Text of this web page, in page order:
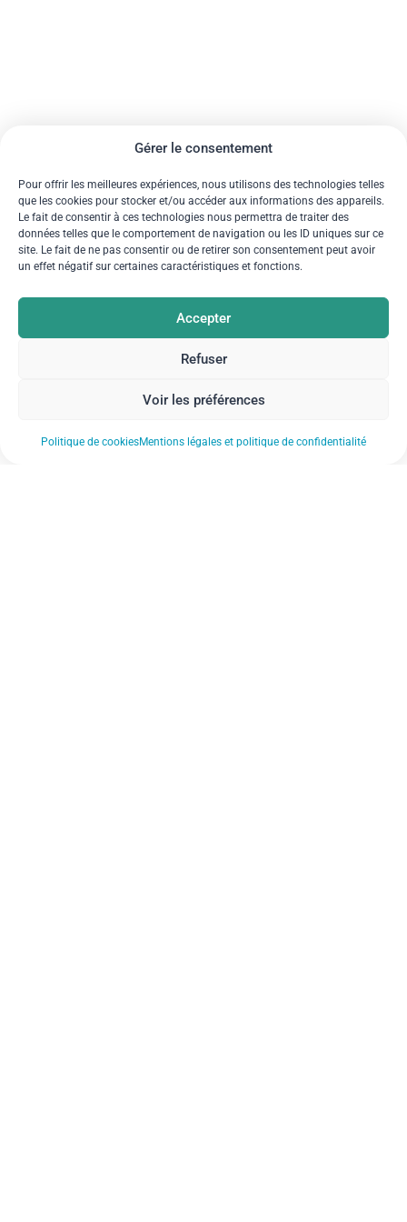
Gérer le consentement
Pour offrir les meilleures expériences, nous utilisons des technologies telles
que les cookies pour stocker et/ou accéder aux informations des appareils.
Le fait de consentir à ces technologies nous permettra de traiter des
données telles que le comportement de navigation ou les ID uniques sur ce
site. Le fait de ne pas consentir ou de retirer son consentement peut avoir
un effet négatif sur certaines caractéristiques et fonctions.
Accepter
Refuser
Voir les préférences
Politique de cookiesMentions légales et politique de confidentialité